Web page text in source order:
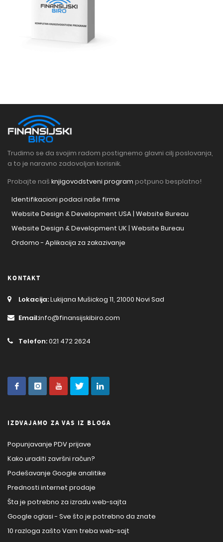
Trudimo se da svojim radom postignemo glavni cilj poslovanja,
a to je naravno zadovoljan korisnik.
Probajte naš knjigovodstveni program potpuno besplatno!
Identifikacioni podaci naše firme
Website Design & Development USA | Website Bureau
Website Design & Development UK | Website Bureau
Ordomo - Aplikacija za zakazivanje
KONTAKT
Lokacija:Lukijana Mušickog 11, 21000 Novi Sad
Email:info@finansijskibiro.com
Telefon:021 472 2624
IZDVAJAMO ZA VAS IZ BLOGA
Popunjavanje PDV prijave
Kako uraditi završni račun?
Podešavanje Google analitike
Prednosti internet prodaje
Šta je potrebno za izradu web-sajta
Google oglasi - Sve što je potrebno da znate
10 razloga zašto Vam treba web-sajt